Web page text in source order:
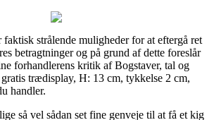
strålende muligheder for at eftergå ret
betragtninger og på grund af dette foreslår
forhandlerens kritik af Bogstaver, tal og
trædisplay, H: 13 cm, tykkelse 2 cm,
handler.
så vel sådan set fine genveje til at få et kig